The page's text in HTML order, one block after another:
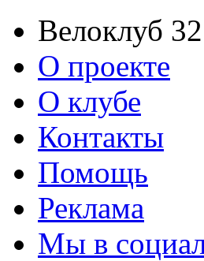
Велоклуб
О проекте
О клубе
Контакты
Помощь
Реклама
Мы в